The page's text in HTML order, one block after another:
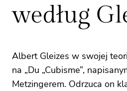
według
Albert Gleizes w swojej
na „Du „Cubisme”,
Metzingerem. Odrzuca on